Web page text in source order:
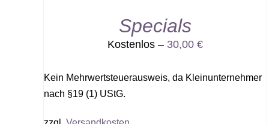
Specials
Kostenlos – 30,00€
Kein Mehrwertsteuerausweis, da Kleinunternehmer
nach §19 (1) UStG.